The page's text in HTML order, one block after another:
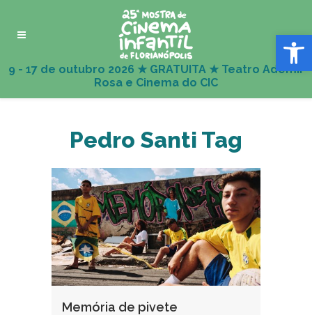
Abrir
Pedro Santi Tag
Memória de pivete